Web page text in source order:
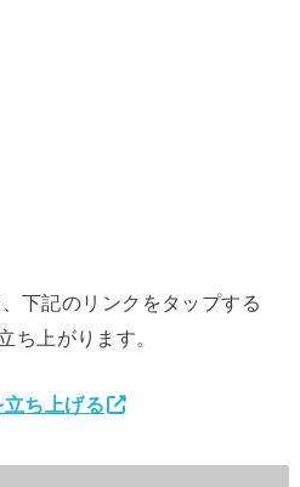
下記のリンクをタップする
ち上がります。
ち上げる